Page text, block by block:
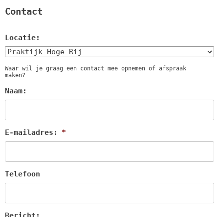
Contact
Locatie:
Waar wil je graag een contact mee opnemen of afspraak
maken?
Naam:
E-mailadres: *
Telefoon